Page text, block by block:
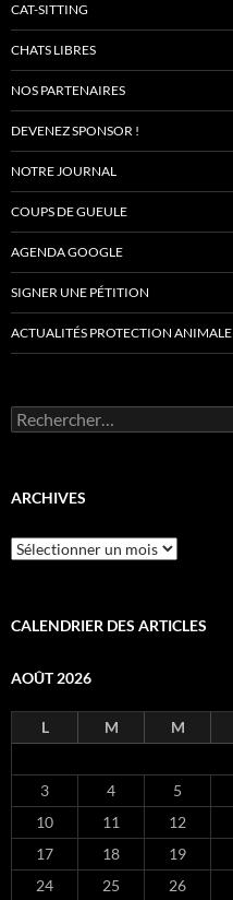
CAT-SITTING
CHATS LIBRES
NOS PARTENAIRES
DEVENEZ SPONSOR !
NOTRE JOURNAL
COUPS DE GUEULE
AGENDA GOOGLE
SIGNER UNE PÉTITION
ACTUALITÉS PROTECTION ANIMALE
Rechercher :
ARCHIVES
Archives
CALENDRIER DES ARTICLES
AOÛT 2026
L M M
3
4 5
10
11 12
17
18 19
24
25 26